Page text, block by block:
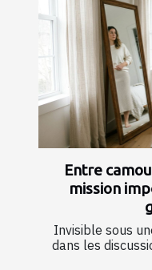
Entre
mission
Invisible sous
dans les